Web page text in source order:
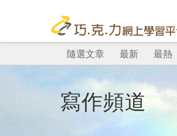
隨選文章 最新 最熱
寫作頻道